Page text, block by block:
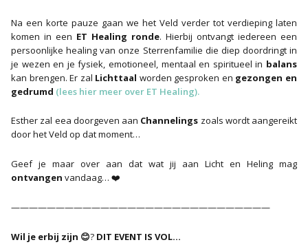
Na een korte pauze gaan we het Veld verder tot verdieping laten
komen in een ET Healing ronde. Hierbij ontvangt iedereen een
persoonlijke healing van onze Sterrenfamilie die diep doordringt in
je wezen en je fysiek, emotioneel, mentaal en spiritueel in balans
kan brengen. Er zal Lichttaal worden gesproken en gezongen en
gedrumd (lees hier meer over ET Healing).
Esther zal eea doorgeven aan Channelings zoals wordt aangereikt
door het Veld op dat moment…
Geef je maar over aan dat wat jij aan Licht en Heling mag
ontvangen vandaag… ❤️
—————————————————————————————
Wil je erbij zijn 😊? DIT EVENT IS VOL…